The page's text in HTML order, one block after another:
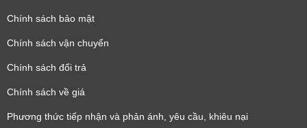
Chính sách bảo mật
Chính sách vận chuyển
Chính sách đổi trả
Chính sách về giá
Phương thức tiếp nhận và phản ánh, yêu cầu, khiêu nại